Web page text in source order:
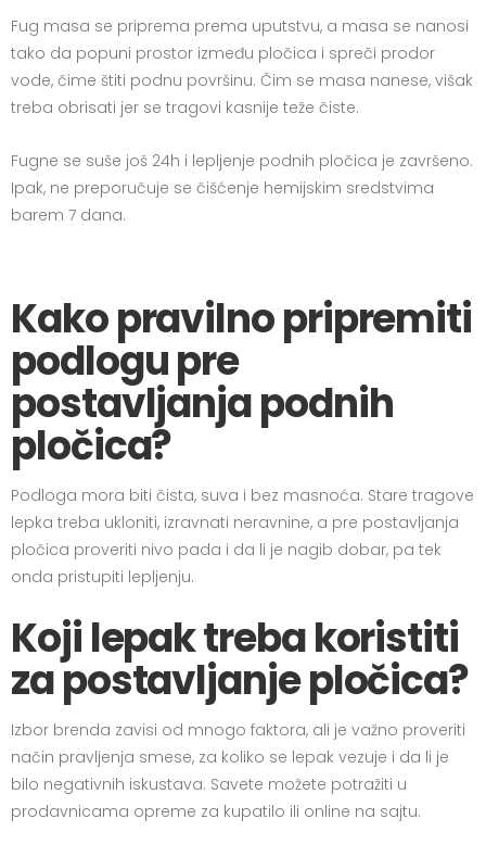
Fug masa se priprema prema uputstvu, a masa se nanosi
tako da popuni prostor između pločica i spreči prodor
vode, čime štiti podnu površinu. Čim se masa nanese, višak
treba obrisati jer se tragovi kasnije teže čiste.
Fugne se suše još 24h i lepljenje podnih pločica je završeno.
Ipak, ne preporučuje se čišćenje hemijskim sredstvima
barem 7 dana.
Kako pravilno pripremiti
podlogu pre
postavljanja podnih
pločica?
Podloga mora biti čista, suva i bez masnoća. Stare tragove
lepka treba ukloniti, izravnati neravnine, a pre postavljanja
pločica proveriti nivo pada i da li je nagib dobar, pa tek
onda pristupiti lepljenju.
Koji lepak treba koristiti
za postavljanje pločica?
Izbor brenda zavisi od mnogo faktora, ali je važno proveriti
način pravljenja smese, za koliko se lepak vezuje i da li je
bilo negativnih iskustava. Savete možete potražiti u
prodavnicama opreme za kupatilo ili online na sajtu.